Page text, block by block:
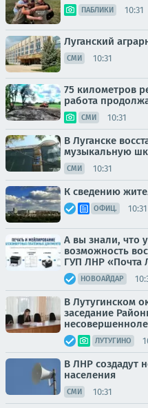
ПАБЛИКИ 10:31
Луганский
СМИ 10:31
75 километров
работа
СМИ 10:31
В Луганске
музыкальную
СМИ 10:31
К сведению
ОФИЦ. 10:31
А вы знали, что
возможность
ГУП ЛНР «Почта
НОВОАЙДАР
В Лутугинском
заседание
ЛУТУГИНО
В ЛНР создадут
населения
СМИ 10:31